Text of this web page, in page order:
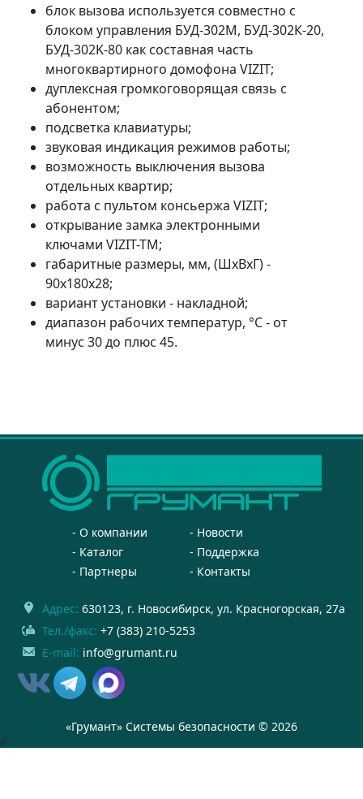
блок вызова используется совместно с
блоком управления БУД-302М, БУД-302К-20,
БУД-302K-80 как составная часть
многоквартирного домофона VIZIT;
дуплексная громкоговорящая связь с
абонентом;
подсветка клавиатуры;
звуковая индикация режимов работы;
возможность выключения вызова
отдельных квартир;
работа с пультом консьержа VIZIT;
открывание замка электронными
ключами VIZIT-TM;
габаритные размеры, мм, (ШхВхГ) -
90х180х28;
вариант установки - накладной;
диапазон рабочих температур, °C - от
минус 30 до плюс 45.
О компании
Новости
Каталог
Поддержка
Партнеры
Контакты
Адрес: 630123, г. Новосибирск, ул. Красногорская, 27а
Тел./факс: +7 (383) 210-5253
E-mail: info@grumant.ru
«Грумант» Системы безопасности © 2026
//